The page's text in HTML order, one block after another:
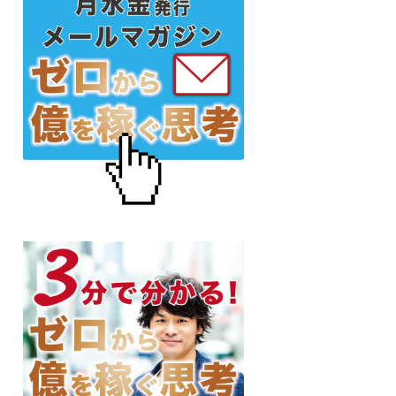
サ
イ
ド
バ
ー